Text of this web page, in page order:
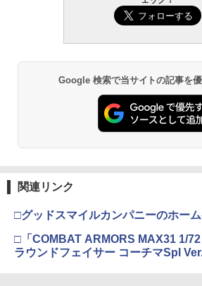
Google 検索で当サイトの記事を
関連リンク
□グッドスマイルカンパニーのホー
□「COMBAT ARMORS MAX31 1/
ラウンドフェイサー コーチマSpl